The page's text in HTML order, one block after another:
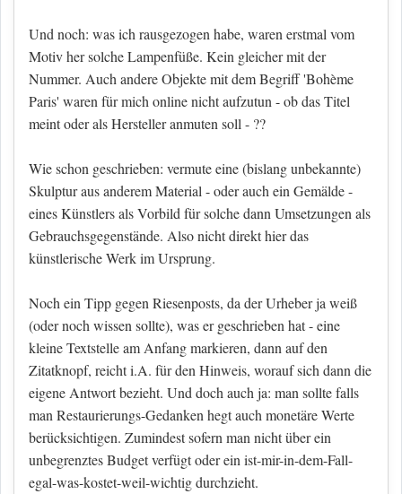
Und noch: was ich rausgezogen habe, waren erstmal vom
Motiv her solche Lampenfüße. Kein gleicher mit der
Nummer. Auch andere Objekte mit dem Begriff 'Bohème
Paris' waren für mich online nicht aufzutun - ob das Titel
meint oder als Hersteller anmuten soll - ??
Wie schon geschrieben: vermute eine (bislang unbekannte)
Skulptur aus anderem Material - oder auch ein Gemälde -
eines Künstlers als Vorbild für solche dann Umsetzungen als
Gebrauchsgegenstände. Also nicht direkt hier das
künstlerische Werk im Ursprung.
Noch ein Tipp gegen Riesenposts, da der Urheber ja weiß
(oder noch wissen sollte), was er geschrieben hat - eine
kleine Textstelle am Anfang markieren, dann auf den
Zitatknopf, reicht i.A. für den Hinweis, worauf sich dann die
eigene Antwort bezieht. Und doch auch ja: man sollte falls
man Restaurierungs-Gedanken hegt auch monetäre Werte
berücksichtigen. Zumindest sofern man nicht über ein
unbegrenztes Budget verfügt oder ein ist-mir-in-dem-Fall-
egal-was-kostet-weil-wichtig durchzieht.